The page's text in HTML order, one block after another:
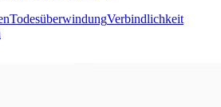
TodesüberwindungVerbindlichkeit